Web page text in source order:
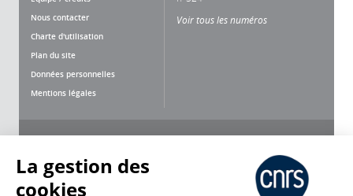
Nous contacter
Charte d'utilisation
Plan du site
Données personnelles
Mentions légales
Voir tous les numéros
La gestion des
cookies